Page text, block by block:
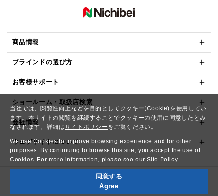
当社では、閲覧性向上などを目的としてクッキー(Cookie)を使用してい
ます。本サイトの閲覧を継続することでクッキーの使用に同意したとみ
なされます。詳細はサイトポリシー をご覧ください。
We use Cookies to improve browsing experience and for other
purposes. By continuing to browse this site, you accept the use of
Cookies. For more information, please see our Site Policy.
同意する
Agree
商品情報
ブラインドの選び方
お客様サポート
ショールーム・取扱店検索
会社情報
ウェブサイトについて
Copyright© NICHIBEI CO.,LTD. All Rights Reserved.